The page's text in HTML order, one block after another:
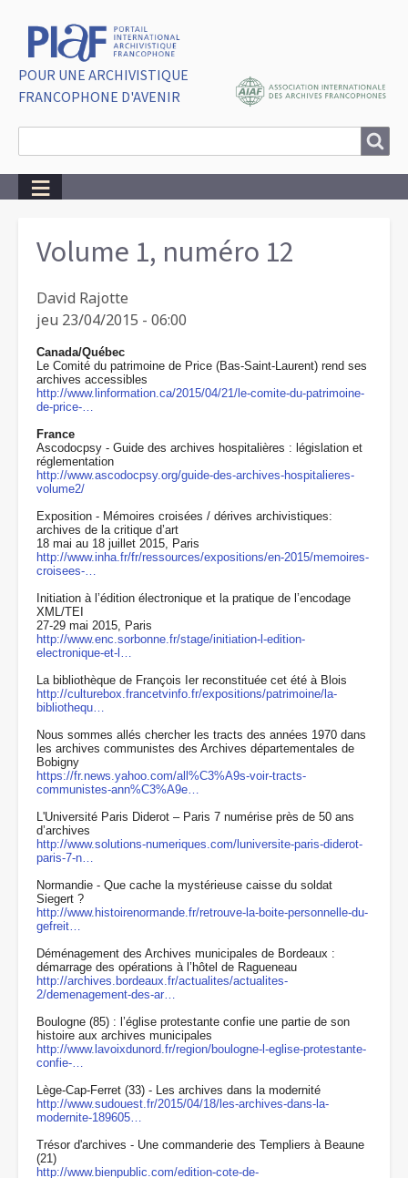
POUR UNE ARCHIVISTIQUE
FRANCOPHONE D'AVENIR
Volume 1, numéro 12
David Rajotte
jeu 23/04/2015 - 06:00
Canada/Québec
Le Comité du patrimoine de Price (Bas-Saint-Laurent) rend ses
archives accessibles
http://www.linformation.ca/2015/04/21/le-comite-du-patrimoine-
de-price-…
France
Ascodocpsy - Guide des archives hospitalières : législation et
réglementation
http://www.ascodocpsy.org/guide-des-archives-hospitalieres-
volume2/
Exposition - Mémoires croisées / dérives archivistiques:
archives de la critique d’art
18 mai au 18 juillet 2015, Paris
http://www.inha.fr/fr/ressources/expositions/en-2015/memoires-
croisees-…
Initiation à l’édition électronique et la pratique de l’encodage
XML/TEI
27-29 mai 2015, Paris
http://www.enc.sorbonne.fr/stage/initiation-l-edition-
electronique-et-l…
La bibliothèque de François Ier reconstituée cet été à Blois
http://culturebox.francetvinfo.fr/expositions/patrimoine/la-
bibliothequ…
Nous sommes allés chercher les tracts des années 1970 dans
les archives communistes des Archives départementales de
Bobigny
https://fr.news.yahoo.com/all%C3%A9s-voir-tracts-
communistes-ann%C3%A9e…
L'Université Paris Diderot – Paris 7 numérise près de 50 ans
d’archives
http://www.solutions-numeriques.com/luniversite-paris-diderot-
paris-7-n…
Normandie - Que cache la mystérieuse caisse du soldat
Siegert ?
http://www.histoirenormande.fr/retrouve-la-boite-personnelle-du-
gefreit…
Déménagement des Archives municipales de Bordeaux :
démarrage des opérations à l’hôtel de Ragueneau
http://archives.bordeaux.fr/actualites/actualites-
2/demenagement-des-ar…
Boulogne (85) : l’église protestante confie une partie de son
histoire aux archives municipales
http://www.lavoixdunord.fr/region/boulogne-l-eglise-protestante-
confie-…
Lège-Cap-Ferret (33) - Les archives dans la modernité
http://www.sudouest.fr/2015/04/18/les-archives-dans-la-
modernite-189605…
Trésor d'archives - Une commanderie des Templiers à Beaune
(21)
http://www.bienpublic.com/edition-cote-de-